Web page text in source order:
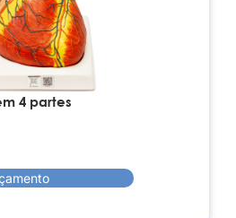
4 partes